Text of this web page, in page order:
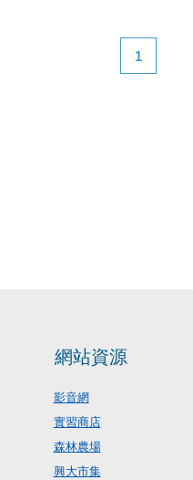
1
網站資源
影音網
實習商店
森林農場
興大市集